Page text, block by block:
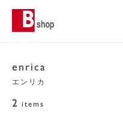
enrica
エンリカ
2 items